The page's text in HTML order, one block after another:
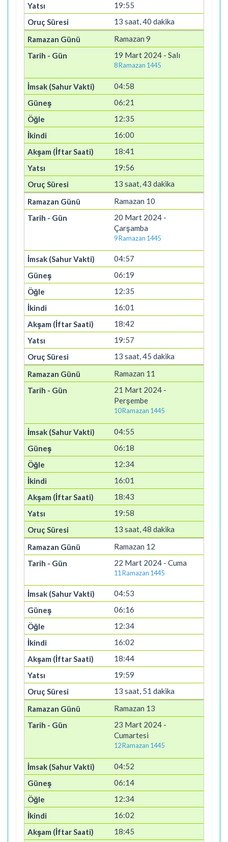
19:55
13 saat, 40 dakika
Ramazan 9
19 Mart 2024 - Salı
8 Ramazan 1445
04:58
06:21
12:35
16:00
18:41
19:56
13 saat, 43 dakika
Ramazan 10
20 Mart 2024 -
Çarşamba
9 Ramazan 1445
04:57
06:19
12:35
16:01
18:42
19:57
13 saat, 45 dakika
Ramazan 11
21 Mart 2024 -
Perşembe
10 Ramazan 1445
04:55
06:18
12:34
16:01
18:43
19:58
13 saat, 48 dakika
Ramazan 12
22 Mart 2024 - Cuma
11 Ramazan 1445
04:53
06:16
12:34
16:02
18:44
19:59
13 saat, 51 dakika
Ramazan 13
23 Mart 2024 -
Cumartesi
12 Ramazan 1445
04:52
06:14
12:34
16:02
18:45